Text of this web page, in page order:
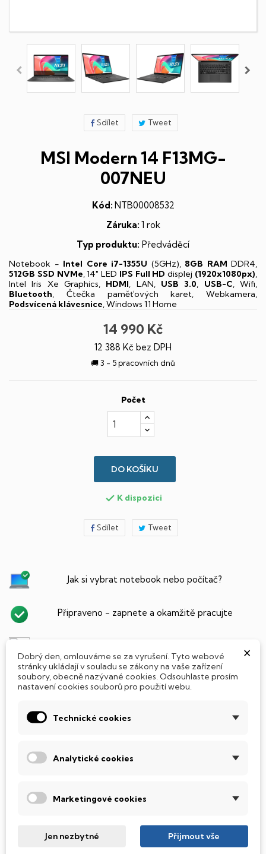
Sdílet Tweet
MSI Modern 14 F13MG-
007NEU
Kód: NTB00008532
Záruka: 1 rok
Typ produktu: Předváděcí
Notebook - Intel Core i7-1355U (5GHz), 8GB RAM DDR4,
512GB SSD NVMe, 14" LED IPS Full HD displej (1920x1080px),
Intel Iris Xe Graphics, HDMI, LAN, USB 3.0, USB-C, Wifi,
Bluetooth, Čtečka paměťových karet, Webkamera,
Podsvícená klávesnice, Windows 11 Home
14 990 Kč
12 388 Kč bez DPH
🚚 3 - 5 pracovních dnů
Počet
DO KOŠÍKU
 K dispozici
Sdílet Tweet
Jak si vybrat notebook nebo počítač?
Připraveno - zapnete a okamžitě pracujte
Tento notebook je vybaven
(Solid State Drive)
diskem, který na rozdíl od starších magnetických HDD
součástmi a je tak mnohem méně náchylný
k mechanickému poškození. Díky použití elektronické
mnohem
rychlejší práci s daty.
×
Dobrý den, omlouváme se za vyrušení. Tyto webové
stránky ukládají v souladu se zákony na vaše zařízení
soubory, obecně nazývané cookies. Odsouhlaste prosím
nastavení cookies souborů pro použití webu.
Technické cookies
Analytické cookies
Marketingové cookies
Jen nezbytné Přijmout vše